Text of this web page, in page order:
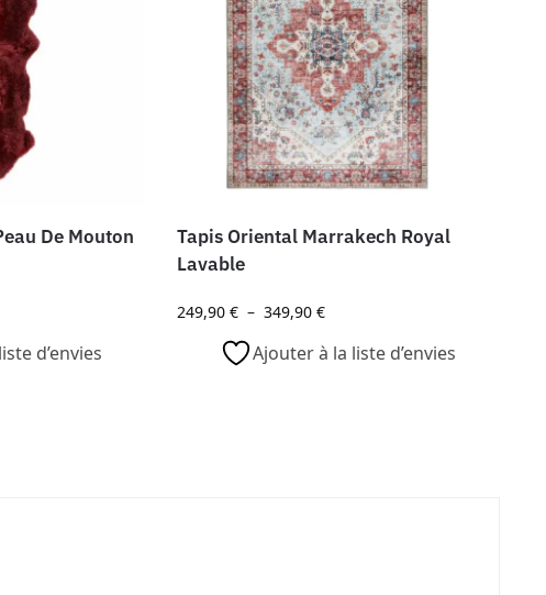
De Mouton
d’envies
Tapis Oriental Marrakech Royal
Lavable
249,90€ – 349,90€
Ajouter à la liste d’envies